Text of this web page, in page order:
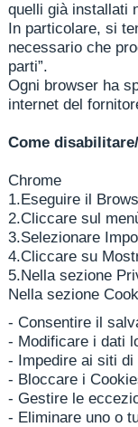
quelli già installati
In particolare, si
necessario che
parti”.
Ogni browser ha
internet del
Come
Chrome
1.Eseguire il
2.Cliccare sul
3.Selezionare
4.Cliccare su
5.Nella sezione
Nella sezione
- Consentire il
- Modificare i dati
- Impedire ai siti
- Bloccare i
- Gestire le
- Eliminare uno o